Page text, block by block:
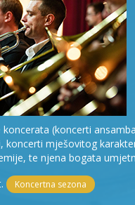
(koncerti
koncerti mješovitog
te njena bogata
Koncertna sezona